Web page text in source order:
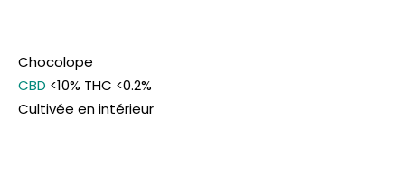
Chocolope
CBD <10% THC <0.2%
Cultivée en intérieur